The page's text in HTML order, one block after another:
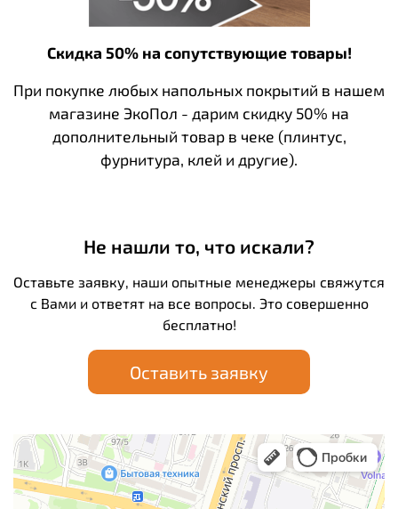
Скидка 50% на сопутствующие товары!
При покупке любых напольных покрытий в нашем
магазине ЭкоПол - дарим скидку 50% на
дополнительный товар в чеке (плинтус,
фурнитура, клей и другие).
Не нашли то, что искали?
Оставьте заявку, наши опытные менеджеры свяжутся
с Вами и ответят на все вопросы. Это совершенно
бесплатно!
Оставить заявку